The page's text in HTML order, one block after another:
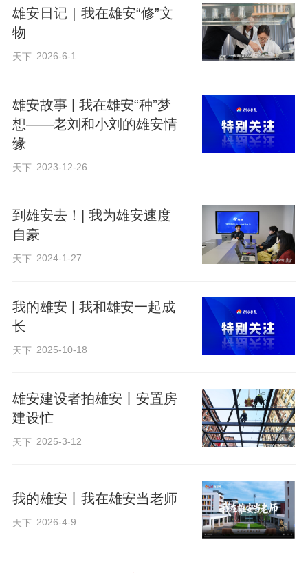
雄安日记｜我在雄安“修”文
物
天下 2026-6-1
雄安故事 | 我在雄安“种”梦
想——老刘和小刘的雄安情
缘
天下 2023-12-26
到雄安去！| 我为雄安速度
自豪
天下 2024-1-27
我的雄安 | 我和雄安一起成
长
天下 2025-10-18
雄安建设者拍雄安丨安置房
建设忙
天下 2025-3-12
我的雄安丨我在雄安当老师
天下 2026-4-9